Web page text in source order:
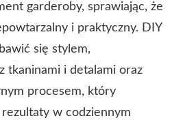
garderoby, sprawiając, że
i praktyczny. DIY
się stylem,
tkaninami i detalami oraz
procesem, który
w codziennym